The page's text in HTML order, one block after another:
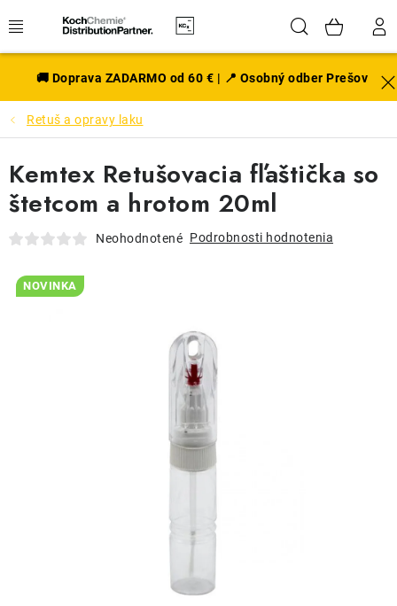
na
Hľadať
EXTERIÉR
DISKY A PNEU
INTERIÉR
PRÍSLUŠENSTVO
🚚 Doprava ZADARMO od 60 € | 📍 Osobný odber Prešov
Retuš a opravy laku
Kemtex Retušovacia fľaštička so
štetcom a hrotom 20ml
Neohodnotené Podrobnosti hodnotenia
NOVINKA